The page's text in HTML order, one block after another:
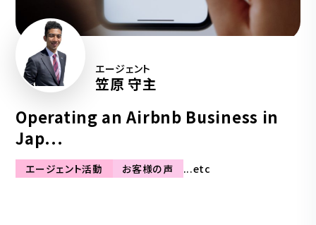
エージェント
笠原 守主
Operating an Airbnb Business in
Jap...
エージェント活動 お客様の声 ...etc